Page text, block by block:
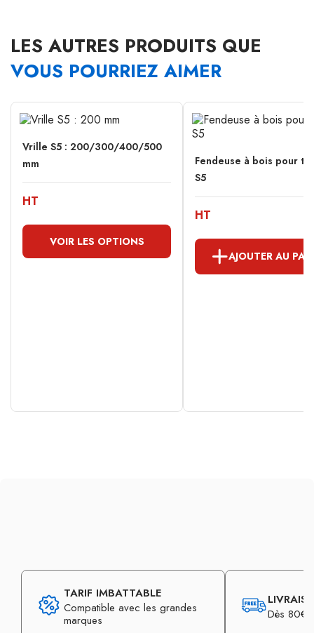
LES AUTRES PRODUITS QUE
VOUS POURRIEZ AIMER
Vrille S5 : 200/300/400/500
mm
HT
VOIR LES OPTIONS
Fendeuse à bois pour
S5
HT
AJOUTER AU
TARIF IMBATTABLE
Compatible avec les grandes
marques
Dès 80€